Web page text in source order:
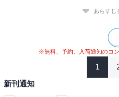
あらすじ
※無料、予約、入荷通知のコ
1
新刊通知